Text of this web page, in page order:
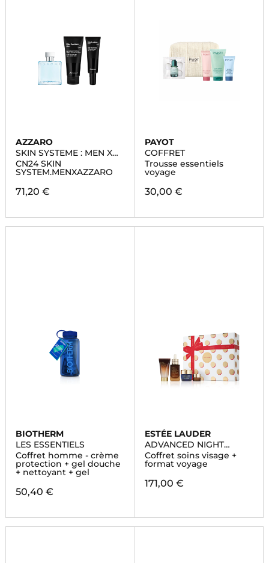
AZZARO
SKIN SYSTEME : MEN X
AZZARO
CN24 SKIN
SYSTEM.MENXAZZARO
71,20 €
PAYOT
COFFRET
Trousse essentiels
voyage
30,00 €
BIOTHERM
LES ESSENTIELS
Coffret homme - crème
protection + gel douche
+ nettoyant + gel
50,40 €
ESTÉE LAUDER
ADVANCED NIGHT
REPAIR
Coffret soins visage +
format voyage
171,00 €